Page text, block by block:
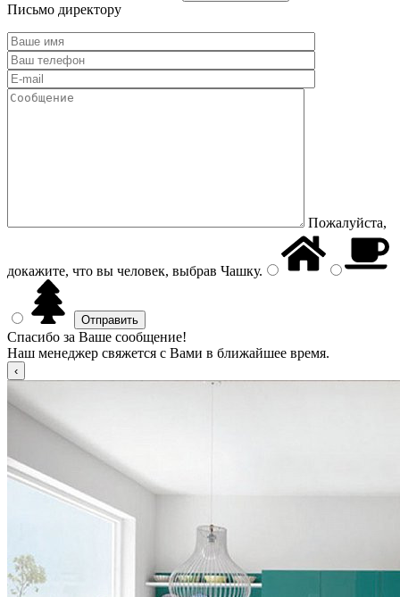
Письмо директору
Пожалуйста,
докажите, что вы человек, выбрав Чашку.
Спасибо за Ваше сообщение!
Наш менеджер свяжется с Вами в ближайшее время.